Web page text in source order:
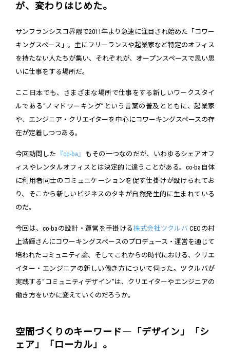
が、変わりはじめた。
サンフランシスコ界隈で2011年より急速に注目され始めた「コワー
キングスペース」。主にフリーランスや起業家など特定のオフィス
を持たない人たちが集い、それぞれが、オープンスペースで思い思
いに仕事をする場所だ。
ここ日本でも、さまざまな場所で仕事をする新しいワークスタイ
ルである“ノマドワーキング”という言葉の普及とともに、起業家
や、エンジニア・クリエイターを中心にコワーキングスペースの存
在が定着しつつある。
今回訪問した 『co-ba』 もその一つなのだが、いわゆるシェアオフ
ィスやレンタルオフィスとは決定的に違うことがある。co-ba自体
に利用者同士のコミュニケーションを促す仕掛けが設けられてお
り、そこから新しいビジネスのタネが自然発生的に生まれている
のだ。
今回は、co-baの設計・運営を手掛ける 株式会社ツクルバ CEOの村
上浩輝さんにコワーキングスペースのプロデュース・運営を通じて
培われたコミュニティ論、そしてこれからの時代における、クリエ
イター・エンジニアの新しい働き方について伺った。ツクルバが
実践する“コミュニティデザイン”は、クリエイターやエンジニアの
働き方をいかに変えていくのだろうか。
空間づくりのキーワード―「デザイン」「シ
ェア」「ローカル」。